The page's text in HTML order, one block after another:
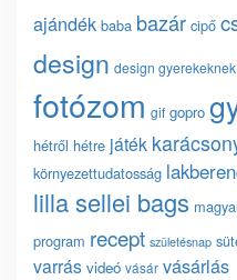
ajándék baba bazár cipő
design design gyerekeknek
fotózom gif gopro
hétről hétre játék
környezettudatosság
lilla sellei bags
program recept születésnap
varrás videó vásár vásárlás